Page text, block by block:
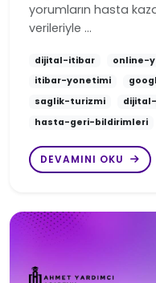
yorumların hasta
verileriyle …
dijital-itibar online-
itibar-yonetimi
saglik-turizmi
hasta-geri-bildirimleri
DEVAMINI OKU